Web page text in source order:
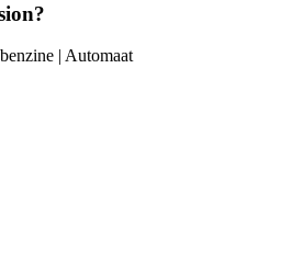
| Automaat